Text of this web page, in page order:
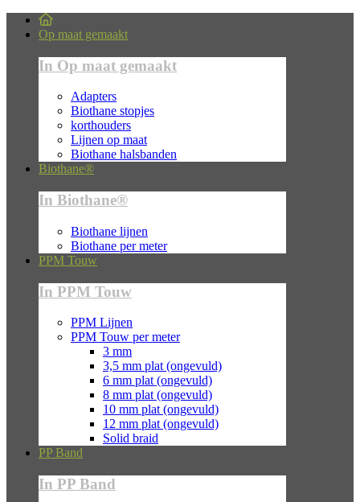
Op maat gemaakt
In Op maat gemaakt
Adapters
Biothane stopjes
korthouders
Lijnen op maat
Biothane halsbanden
Biothane®
In Biothane®
Biothane lijnen
Biothane per meter
PPM Touw
In PPM Touw
PPM Lijnen
PPM Touw per meter
3 mm
3,5 mm plat (ongevuld)
6 mm plat (ongevuld)
8 mm plat (ongevuld)
10 mm plat (ongevuld)
12 mm plat (ongevuld)
Solid braid
PP Band
In PP Band